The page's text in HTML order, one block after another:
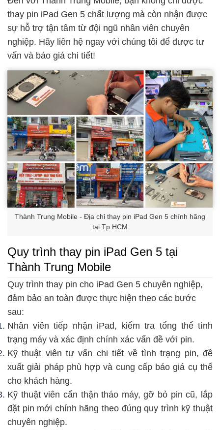
thay pin iPad Gen 5 chất lượng mà còn nhận được
sự hỗ trợ tận tâm từ đội ngũ nhân viên chuyên
nghiệp. Hãy liên hệ ngay với chúng tôi để được tư
vấn và báo giá chi tiết!
Thành Trung Mobile - Địa chỉ thay pin iPad Gen 5 chính hãng
tại Tp.HCM
Quy trình thay pin iPad Gen 5 tại
Thành Trung Mobile
Quy trình thay pin cho iPad Gen 5 chuyên nghiệp,
đảm bảo an toàn được thực hiện theo các bước
sau:
Nhân viên tiếp nhận iPad, kiểm tra tổng thể tình
trạng máy và xác định chính xác vấn đề với pin.
Kỹ thuật viên tư vấn chi tiết về tình trạng pin, đề
xuất giải pháp phù hợp và cung cấp báo giá cụ thể
cho khách hàng.
Kỹ thuật viên cẩn thận tháo máy, gỡ bỏ pin cũ, lắp
đặt pin mới chính hãng theo đúng quy trình kỹ thuật
chuyên nghiệp.